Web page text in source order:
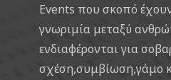
Events που σκοπό
γνωριμία μεταξύ
ενδιαφέρονται για
σχέση,συμβίωση,γάμο